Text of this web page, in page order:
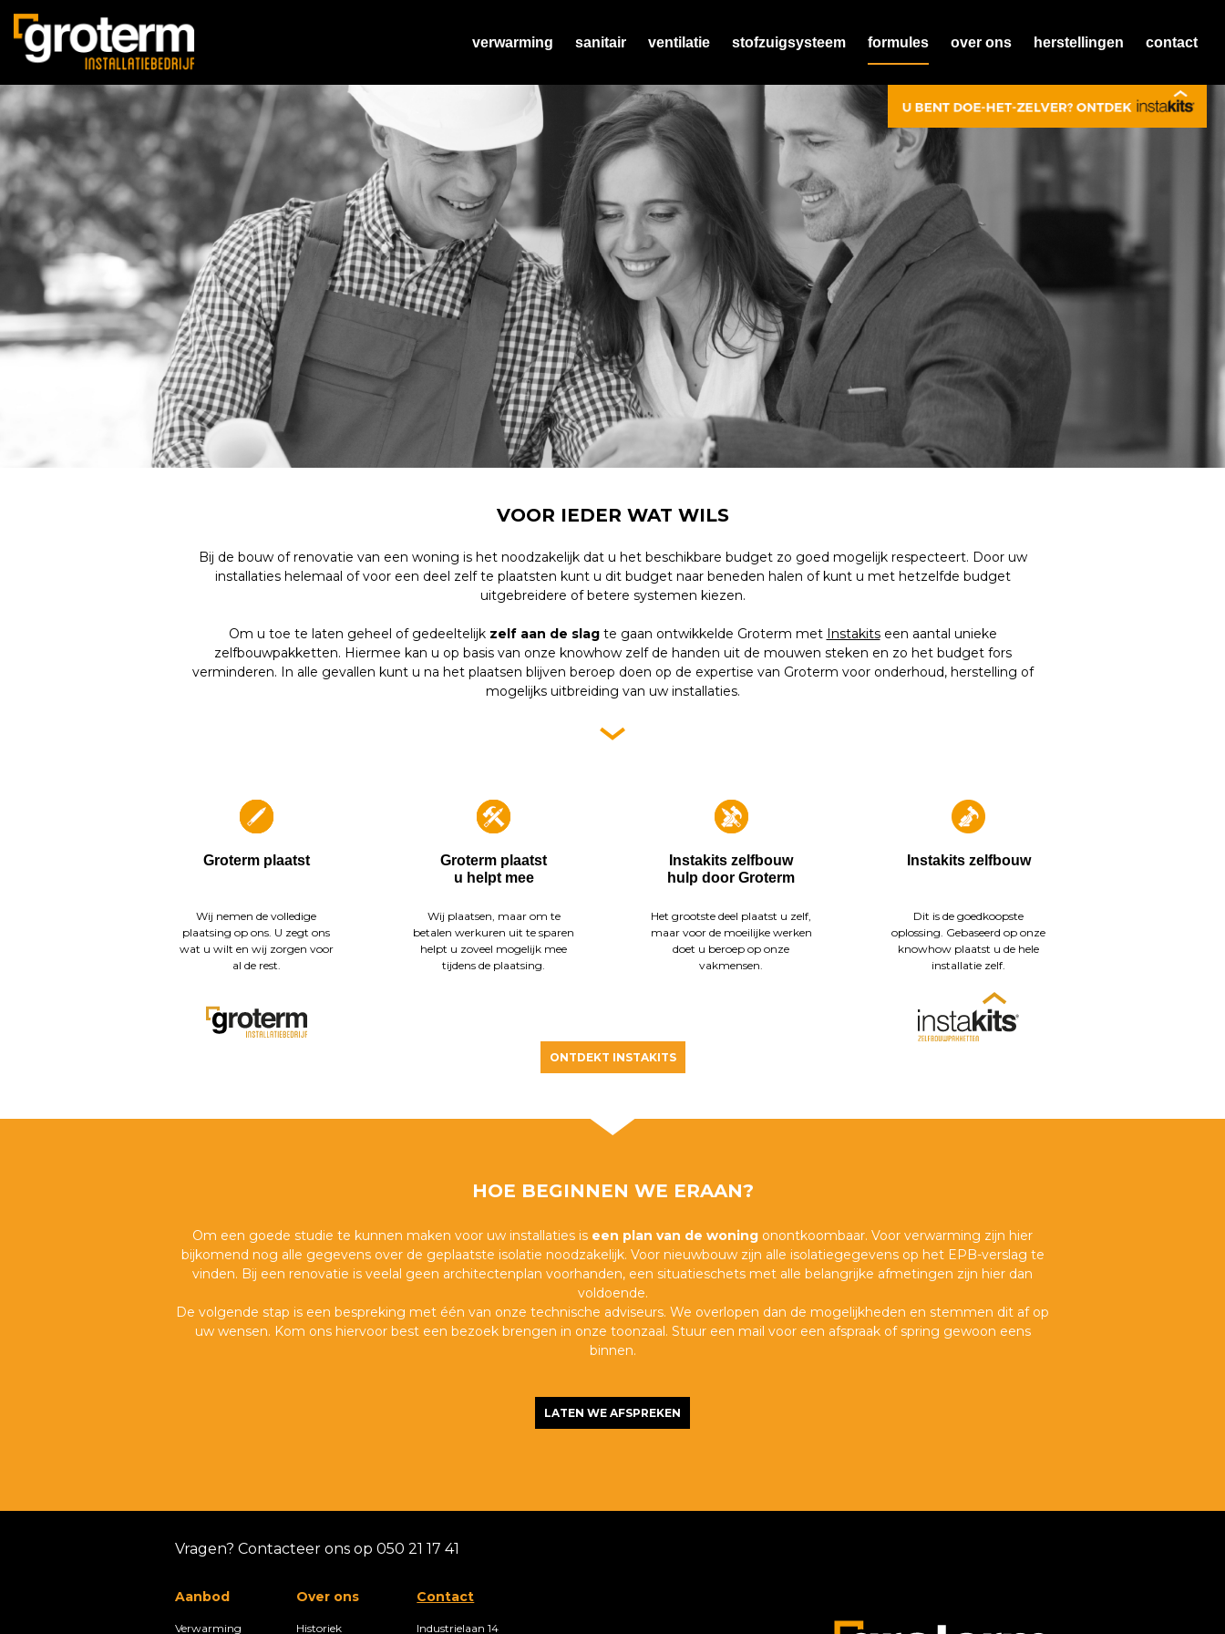
verwarming sanitair ventilatie stofzuigsysteem formules over ons herstellingen contact
VOOR IEDER WAT WILS
Bij de bouw of renovatie van een woning is het noodzakelijk dat u het beschikbare budget zo goed mogelijk respecteert. Door uw
installaties helemaal of voor een deel zelf te plaatsten kunt u dit budget naar beneden halen of kunt u met hetzelfde budget
uitgebreidere of betere systemen kiezen.
Om u toe te laten geheel of gedeeltelijkzelf aan de slagte gaan ontwikkelde Groterm met Instakitseen aantal unieke
zelfbouwpakketten. Hiermee kan u op basis van onze knowhow zelf de handen uit de mouwen steken en zo het budget fors
verminderen. In alle gevallen kunt u na het plaatsen blijven beroep doen op de expertise van Groterm voor onderhoud, herstelling of
mogelijks uitbreiding van uw installaties.
Groterm plaatst
Wij nemen de volledige
plaatsing op ons. U zegt ons
wat u wilt en wij zorgen voor
al de rest.
Groterm plaatst
u helpt mee
Wij plaatsen, maar om te
betalen werkuren uit te sparen
helpt u zoveel mogelijk mee
tijdens de plaatsing.
Instakits zelfbouw
hulp door Groterm
Het grootste deel plaatst u zelf,
maar voor de moeilijke werken
doet u beroep op onze
vakmensen.
Instakits zelfbouw
Dit is de goedkoopste
oplossing. Gebaseerd op onze
knowhow plaatst u de hele
installatie zelf.
ONTDEKT INSTAKITS
HOE BEGINNEN WE ERAAN?
Om een goede studie te kunnen maken voor uw installaties is een plan van de woning onontkoombaar. Voor verwarming zijn hier
bijkomend nog alle gegevens over de geplaatste isolatie noodzakelijk. Voor nieuwbouw zijn alle isolatiegegevens op het EPB-verslag te
vinden. Bij een renovatie is veelal geen architectenplan voorhanden, een situatieschets met alle belangrijke afmetingen zijn hier dan
voldoende.
De volgende stap is een bespreking met één van onze technische adviseurs. We overlopen dan de mogelijkheden en stemmen dit af op
uw wensen. Kom ons hiervoor best een bezoek brengen in onze toonzaal. Stuur een mail voor een afspraak of spring gewoon eens
binnen.
LATEN WE AFSPREKEN
Vragen? Contacteer ons op 050 21 17 41
Aanbod
Verwarming
Over ons
Historiek
Contact
Industrielaan 14